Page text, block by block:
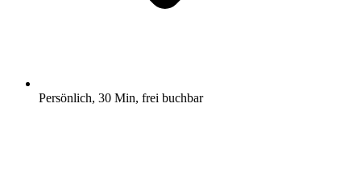
Persönlich, 30 Min, frei buchbar